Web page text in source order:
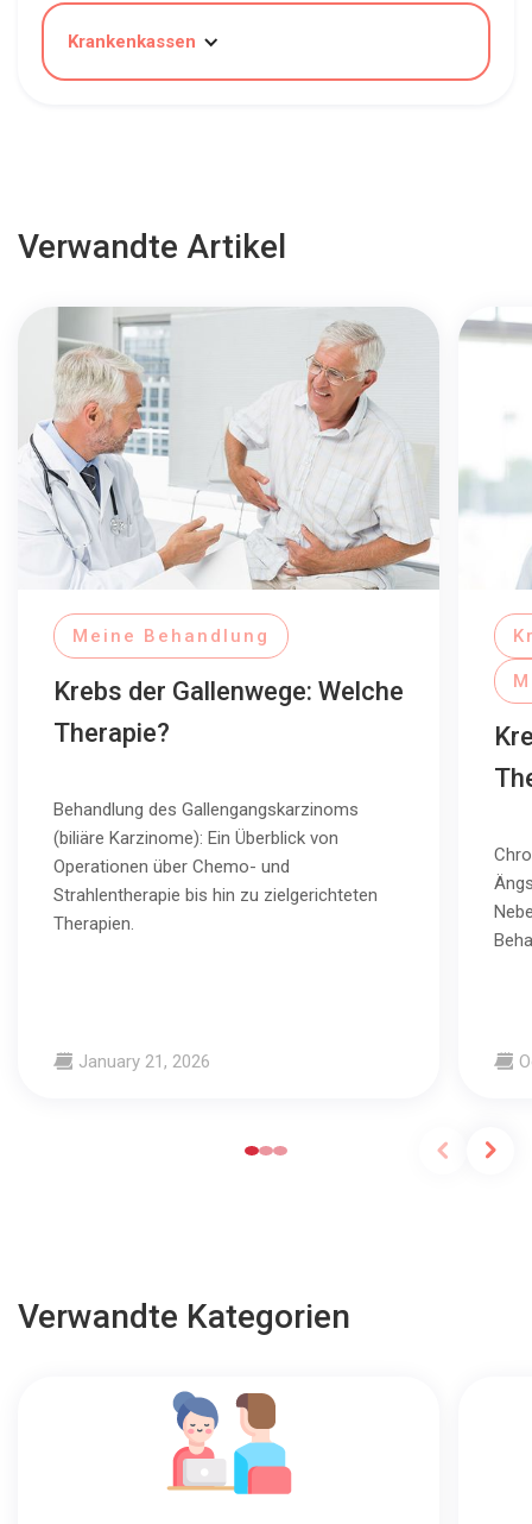
Krankenkassen
Verwandte Artikel
Meine Behandlung
Krebs der Gallenwege: Welche
Therapie?
Behandlung des Gallengangskarzinoms
(biliäre Karzinome): Ein Überblick von
Operationen über Chemo- und
Strahlentherapie bis hin zu zielgerichteten
Therapien.
January 21, 2026
Verwandte Kategorien